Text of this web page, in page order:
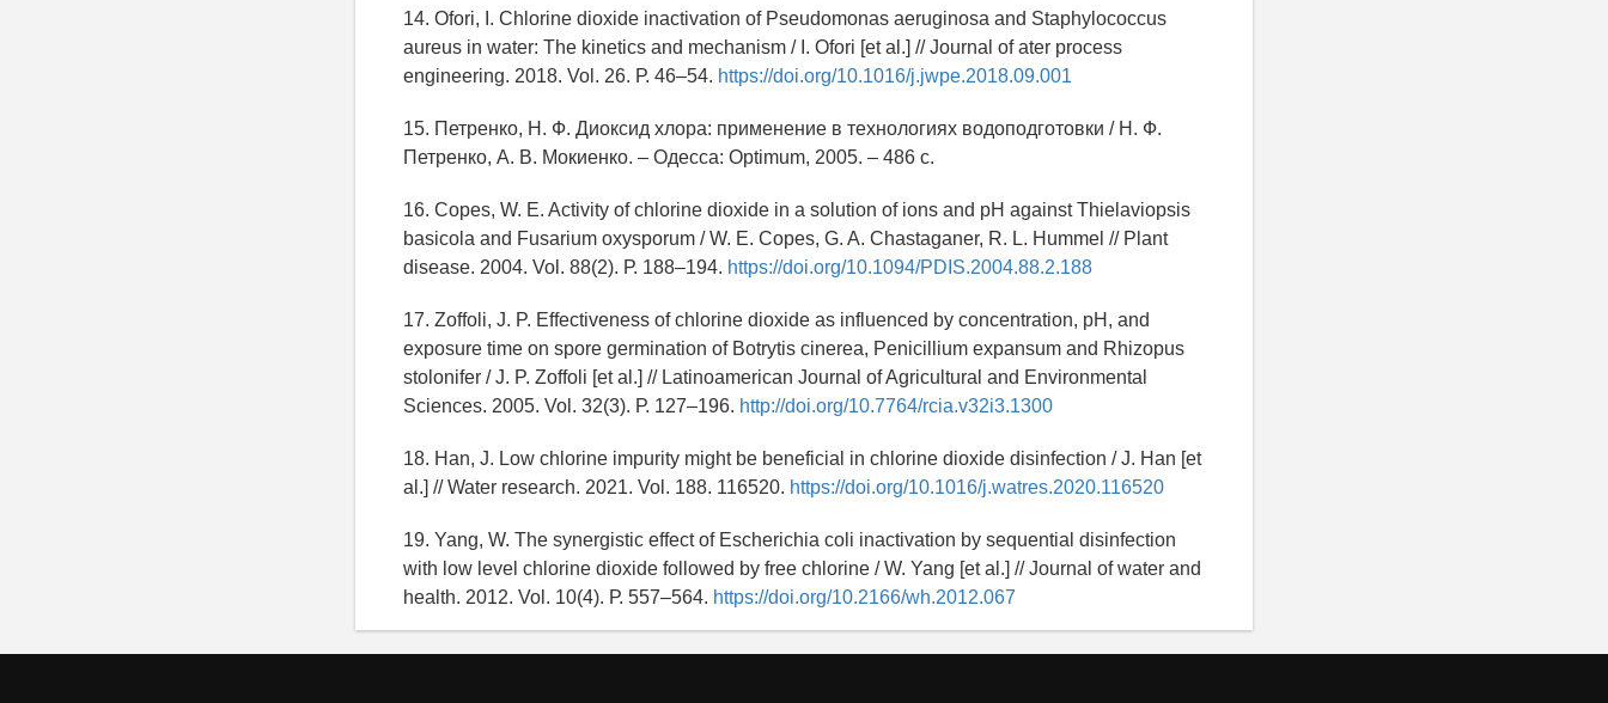
14. Ofori, I. Chlorine dioxide inactivation of Pseudomonas aeruginosa and Staphylococcus
aureus in water: The kinetics and mechanism / I. Ofori [et al.] // Journal of ater process
engineering. 2018. Vol. 26. Р. 46–54. https://doi.org/10.1016/j.jwpe.2018.09.001
15. Петренко, Н. Ф. Диоксид хлора: применение в технологиях водоподготовки / Н. Ф.
Петренко, А. В. Мокиенко. – Одесса: Optimum, 2005. – 486 с.
16. Copes, W. E. Activity of chlorine dioxide in a solution of ions and pH against Thielaviopsis
basicola and Fusarium oxysporum / W. E. Copes, G. A. Chastaganer, R. L. Hummel // Plant
disease. 2004. Vol. 88(2). Р. 188–194. https://doi.org/10.1094/PDIS.2004.88.2.188
17. Zoffoli, J. P. Effectiveness of chlorine dioxide as influenced by concentration, pH, and
exposure time on spore germination of Botrytis cinerea, Penicillium expansum and Rhizopus
stolonifer / J. P. Zoffoli [et al.] // Latinoamerican Journal of Agricultural and Environmental
Sciences. 2005. Vol. 32(3). Р. 127–196. http://doi.org/10.7764/rcia.v32i3.1300
18. Han, J. Low chlorine impurity might be beneficial in chlorine dioxide disinfection / J. Han [et
al.] // Water research. 2021. Vol. 188. 116520. https://doi.org/10.1016/j.watres.2020.116520
19. Yang, W. The synergistic effect of Escherichia coli inactivation by sequential disinfection
with low level chlorine dioxide followed by free chlorine / W. Yang [et al.] // Journal of water and
health. 2012. Vol. 10(4). Р. 557–564. https://doi.org/10.2166/wh.2012.067